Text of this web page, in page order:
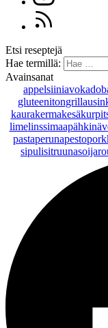
Etsi reseptejä
Hae termillä:
Avainsanat
appelsiiniavokado
gluteenitongrillaus
kaurakerma
limelinssi
pastaperunapesto
sipulisitruuna